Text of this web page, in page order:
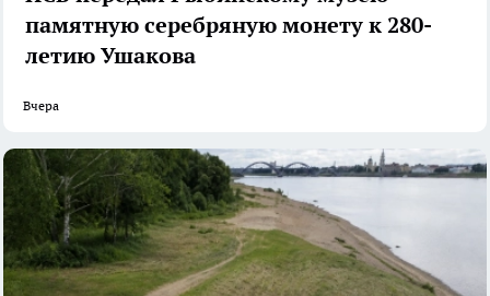
памятную серебряную монету к 280-
летию Ушакова
Вчера